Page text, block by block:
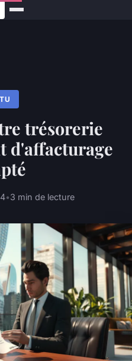
trésorerie
d'affacturage
•3 min de lecture